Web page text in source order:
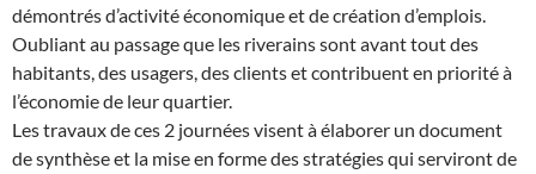
démontrés d’activité économique et de création d’emplois.
Oubliant au passage que les riverains sont avant tout des
habitants, des usagers, des clients et contribuent en priorité à
l’économie de leur quartier.
Les travaux de ces 2 journées visent à élaborer un document
de synthèse et la mise en forme des stratégies qui serviront de